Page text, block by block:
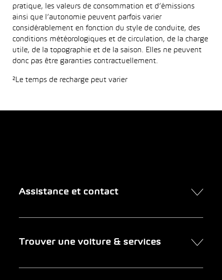
pratique, les valeurs de consommation et d’émissions
ainsi que l’autonomie peuvent parfois varier
considérablement en fonction du style de conduite, des
conditions météorologiques et de circulation, de la charge
utile, de la topographie et de la saison. Elles ne peuvent
donc pas être garanties contractuellement.
²Le temps de recharge peut varier
Assistance et contact
Trouver une voiture & services